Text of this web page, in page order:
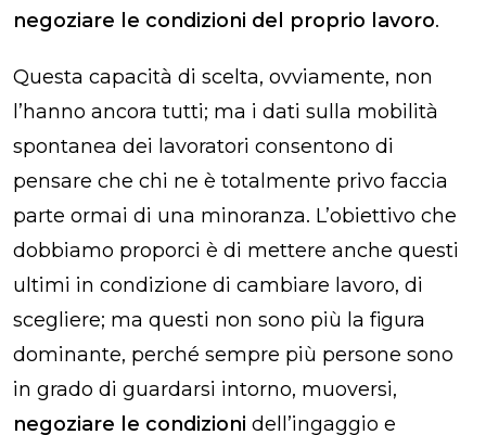
negoziare le condizioni del proprio lavoro.
Questa capacità di scelta, ovviamente, non
l’hanno ancora tutti; ma i dati sulla mobilità
spontanea dei lavoratori consentono di
pensare che chi ne è totalmente privo faccia
parte ormai di una minoranza. L’obiettivo che
dobbiamo proporci è di mettere anche questi
ultimi in condizione di cambiare lavoro, di
scegliere; ma questi non sono più la figura
dominante, perché sempre più persone sono
in grado di guardarsi intorno, muoversi,
negoziare le condizioni dell’ingaggio e